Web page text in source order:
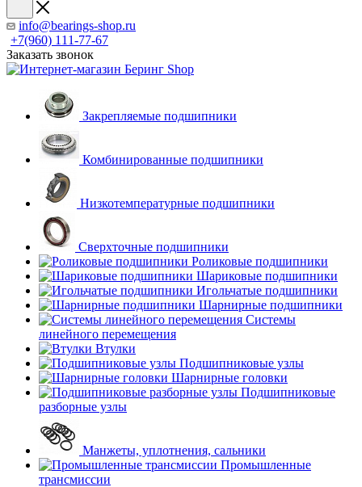
info@bearings-shop.ru
+7(960) 111-77-67
Заказать звонок
Закрепляемые подшипники
Комбинированные подшипники
Низкотемпературные подшипники
Сверхточные подшипники
Роликовые подшипники
Шариковые подшипники
Игольчатые подшипники
Шарнирные подшипники
Системы
линейного перемещения
Втулки
Подшипниковые узлы
Шарнирные головки
Подшипниковые
разборные узлы
Манжеты, уплотнения, сальники
Промышленные
трансмиссии